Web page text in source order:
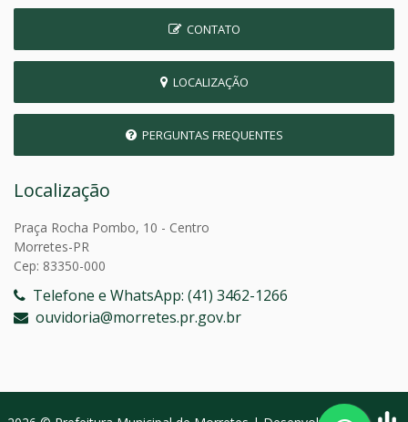
CONTATO
LOCALIZAÇÃO
PERGUNTAS FREQUENTES
Localização
Praça Rocha Pombo, 10 - Centro
Morretes-PR
Cep: 83350-000
Telefone e WhatsApp: (41) 3462-1266
ouvidoria@morretes.pr.gov.br